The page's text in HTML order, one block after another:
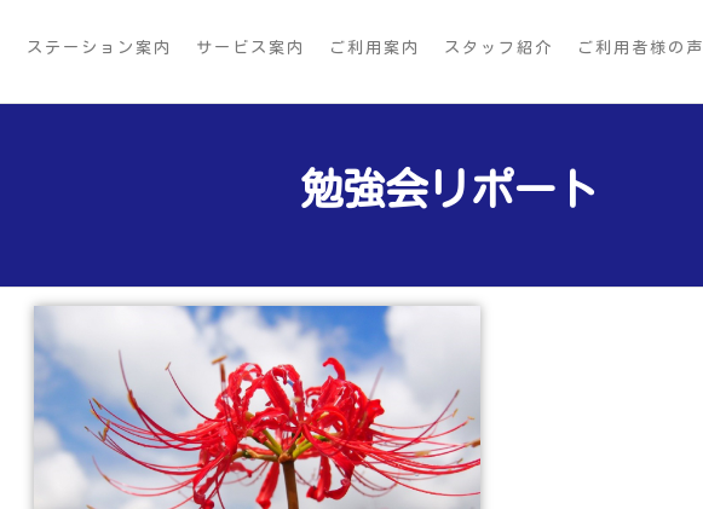
ステーション案内 サービス案内 ご利用案内 スタッフ紹介 ご利用者様の声
勉強会リポート